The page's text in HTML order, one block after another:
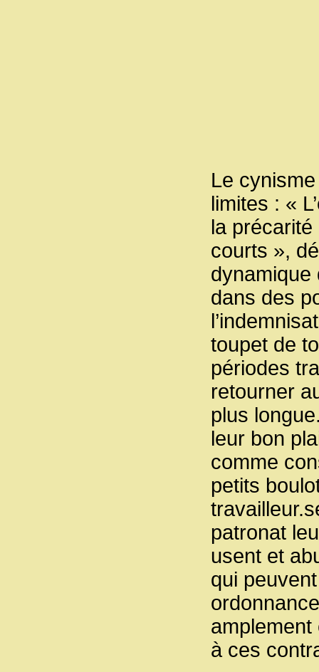
Le
limites : «
la
courts »,
dynamique
dans des
toupet de
périodes
retourner
plus
leur bon
comme
petits
patronat
usent et
qui
à ces